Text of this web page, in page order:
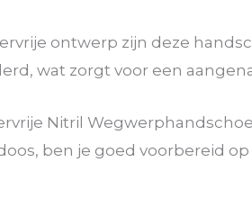
ontwerp zijn deze
wat zorgt voor een
Nitril
ben je goed voorbereid